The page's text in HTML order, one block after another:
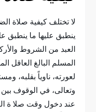
لا تختلف كيفية صلاة
ينطبق عليها ما
العبد من الشروط
المسلم البالغ العاقل
لعورته، ناوياً بقلبه،
وتعالى، في الوقوف بين
عند دخول وقت صلا ة